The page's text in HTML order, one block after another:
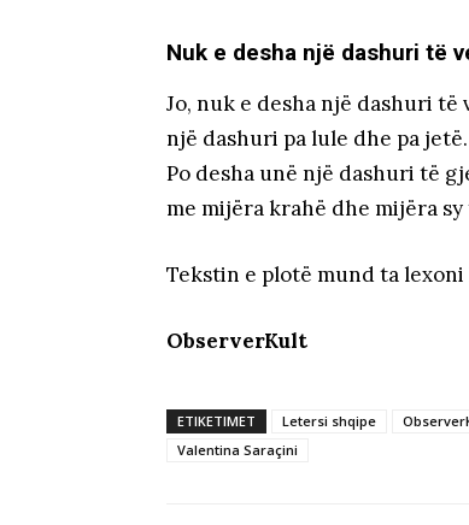
Nuk e desha një dashuri të
Jo, nuk e desha një dashuri të
një dashuri pa lule dhe pa jetë.
Po desha unë një dashuri të
me mijëra krahë dhe mijëra sy
Tekstin e plotë mund ta lexoni
ObserverKult
ETIKETIMET Letersi shqipe
Valentina Saraçini